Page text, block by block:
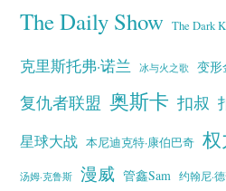
The Daily Show The Dark
克里斯托弗·诺兰 冰与火之歌 变形
复仇者联盟 奥斯卡 扣叔
星球大战 本尼迪克特·康伯巴奇
汤姆·克鲁斯 漫威 管鑫Sam 约翰尼·